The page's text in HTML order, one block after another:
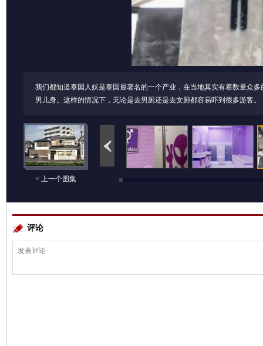
我们都知道泰国人妖是泰国最著名的一个产业，在当地其实有着数量众
男儿身。这样的情况下，无论是去男厕还是去女厕都容易吓到很多游客。
< 上一个图集
评论